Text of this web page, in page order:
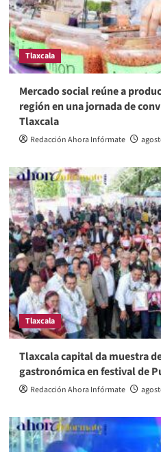
Tlaxcala
Mercado social reúne a
región en una jornada de
Tlaxcala
Redacción Ahora Infórmate
Tlaxcala
Tlaxcala capital da muestra
gastronómica en festival de
Redacción Ahora Infórmate